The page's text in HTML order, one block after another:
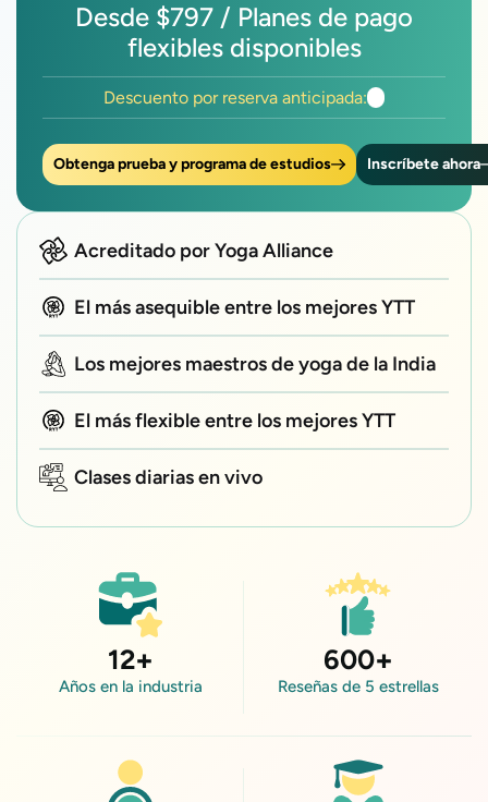
Desde $797 / Planes de pago
flexibles disponibles
Descuento por reserva anticipada:
Obtenga prueba y programa de estudios Inscríbete ahora
Acreditado por Yoga Alliance
El más asequible entre los mejores YTT
Los mejores maestros de yoga de la India
El más flexible entre los mejores YTT
Clases diarias en vivo
12+
Años en la industria
600+
Reseñas de 5 estrellas